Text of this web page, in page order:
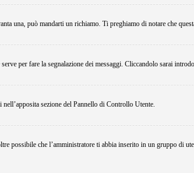
una, può mandarti un richiamo. Ti preghiamo di notare che
per fare la segnalazione dei messaggi. Cliccandolo sarai
sezione del Pannello di Controllo Utente.
possibile che l’amministratore ti abbia inserito in un gruppo di